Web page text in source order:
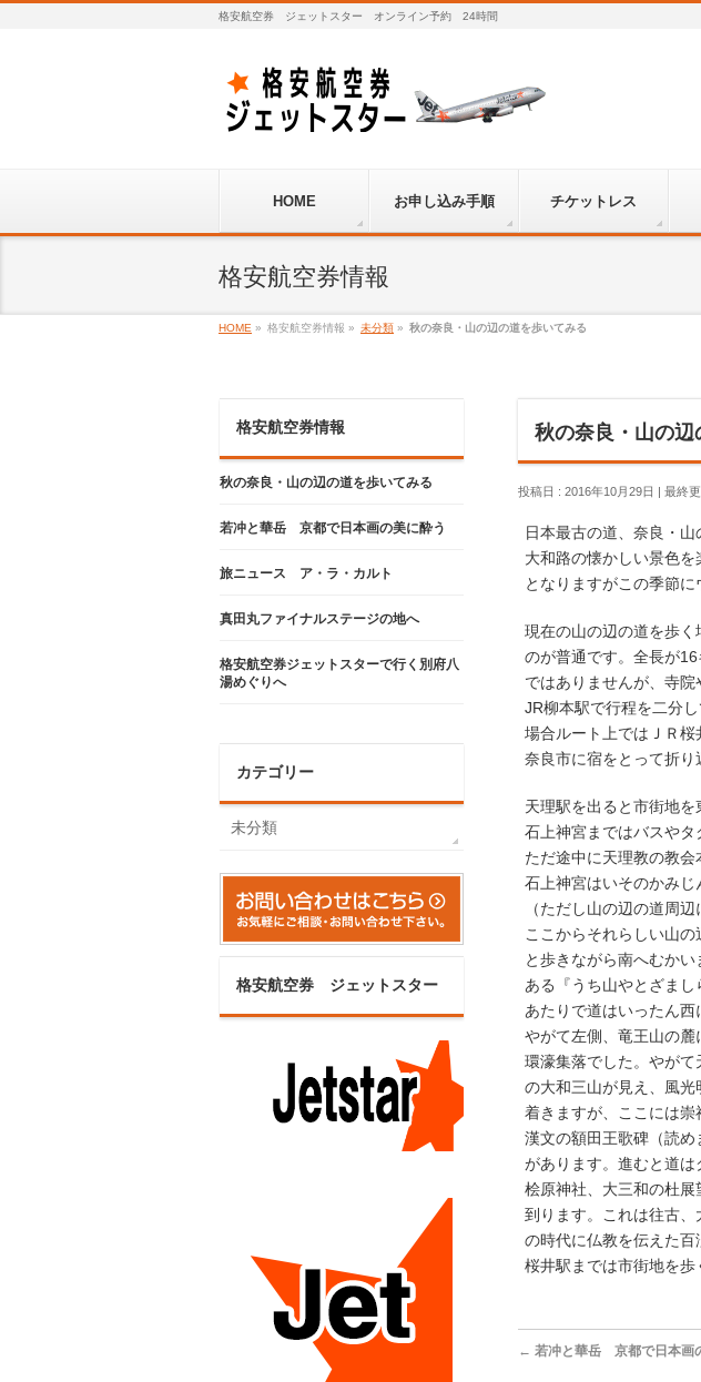
格安航空券 ジェットスター オンライン予約 24時間
HOME お申し込み手順 チケットレス
格安航空券情報
HOME » 格安航空券情報 » 未分類 » 秋の奈良・山の辺の道を歩いてみる
秋の奈良・山の
投稿日 : 2016年10月29日 最終
日本最古の道、奈良・
大和路の懐かしい景色
となりますがこの季節に
現在の山の辺の道を歩
のが普通です。全長が
ではありませんが、寺
JR柳本駅で行程を二分
場合ルート上ではＪＲ桜
奈良市に宿をとって折り
天理駅を出ると市街地
石上神宮まではバスやタ
ただ途中に天理教の教会
石上神宮はいそのかみじ
（ただし山の辺の道周
ここからそれらしい山
と歩きながら南へむか
ある『うち山やとざま
あたりで道はいったん西
やがて左側、竜王山の
環濠集落でした。やが
の大和三山が見え、風
着きますが、ここには
漢文の額田王歌碑（読
があります。進むと道
桧原神社、大三和の杜
到ります。これは往古
の時代に仏教を伝えた
桜井駅までは市街地を歩
← 若冲と華岳 京都で日本画
格安航空券情報
秋の奈良・山の辺の道を歩いてみる
若冲と華岳 京都で日本画の美に酔う
旅ニュース ア・ラ・カルト
真田丸ファイナルステージの地へ
格安航空券ジェットスターで行く別府八
湯めぐりへ
カテゴリー
未分類
格安航空券 ジェットスター